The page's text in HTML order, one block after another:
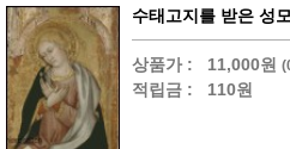
수태고지를 받은 성
상품가 : 11,000원
적립금 : 110원